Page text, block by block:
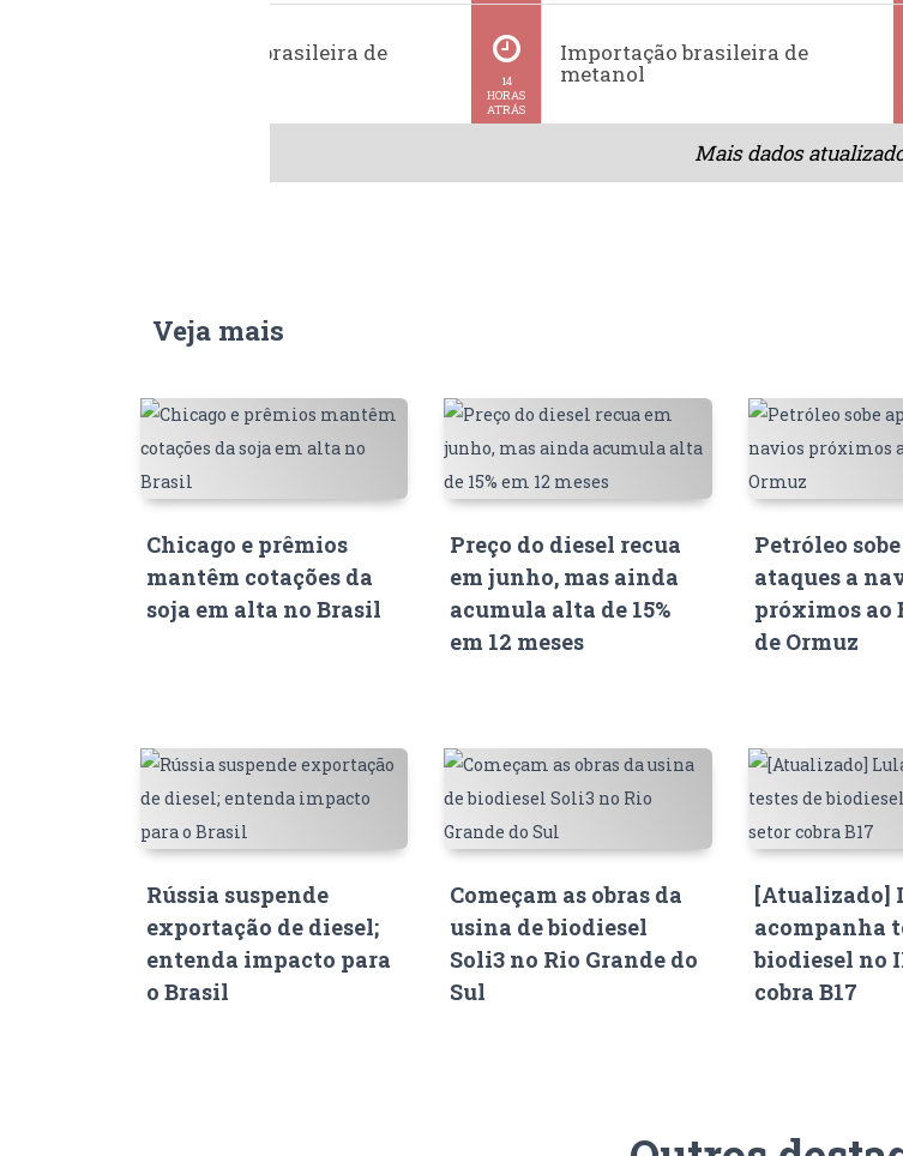
Exportação brasileira de
14
HORAS
ATRÁS
Importação brasileira de
metanol
Mais dados
Veja mais
Chicago e prêmios
mantêm cotações da
soja em alta no Brasil
Preço do diesel recua
em junho, mas ainda
acumula alta de 15%
em 12 meses
Petróleo
ataques a
próximos ao
de Ormuz
Rússia suspende
exportação de diesel;
entenda impacto para
o Brasil
Começam as obras da
usina de biodiesel
Soli3 no Rio Grande do
Sul
[Atualizado]
acompanha
biodiesel no
cobra B17